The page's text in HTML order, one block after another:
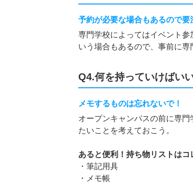
予約が必要な場合もあるので要
専門学校によってはイベント
いう場合もあるので、事前に専
Q4.何を持っていけばい
メモするものは忘れないで！
オープンキャンパスの前に専
たいことを考えておこう。
あると便利！持ち物リストはコ
・筆記用具
・メモ帳